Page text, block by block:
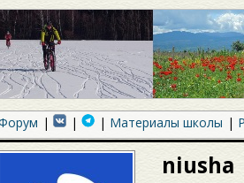
Материалы школы
niusha